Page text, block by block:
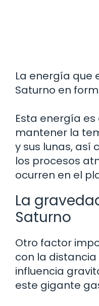
La energía que
Saturno en
Esta energía
mantener la
y sus lunas, así
los procesos
ocurren en el
La
Saturno
Otro factor
con la
influencia
este gigante